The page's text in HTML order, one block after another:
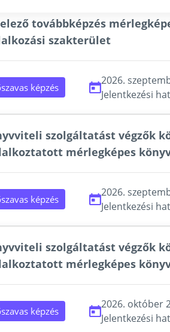
továbbképzés
szakterület
képzés
2026.
Jelentkezési
szolgáltatást végzők
mérlegképes
képzés
2026.
Jelentkezési
szolgáltatást végzők
mérlegképes
képzés
2026. október
Jelentkezési